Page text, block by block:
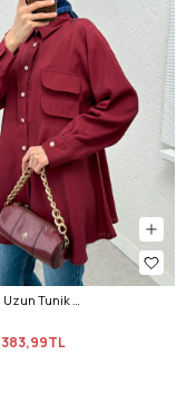
383,99TL